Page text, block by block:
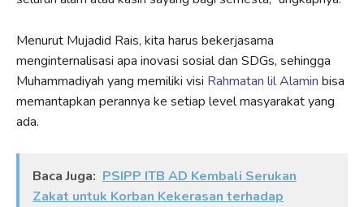
Menurut Mujadid Rais, kita harus bekerjasama
menginternalisasi apa inovasi sosial dan SDGs, sehingga
Muhammadiyah yang memiliki visi Rahmatan lil Alamin bisa
memantapkan perannya ke setiap level masyarakat yang
ada.
Baca Juga: PSIPP ITB AD Kembali Serukan
Zakat untuk Korban Kekerasan terhadap